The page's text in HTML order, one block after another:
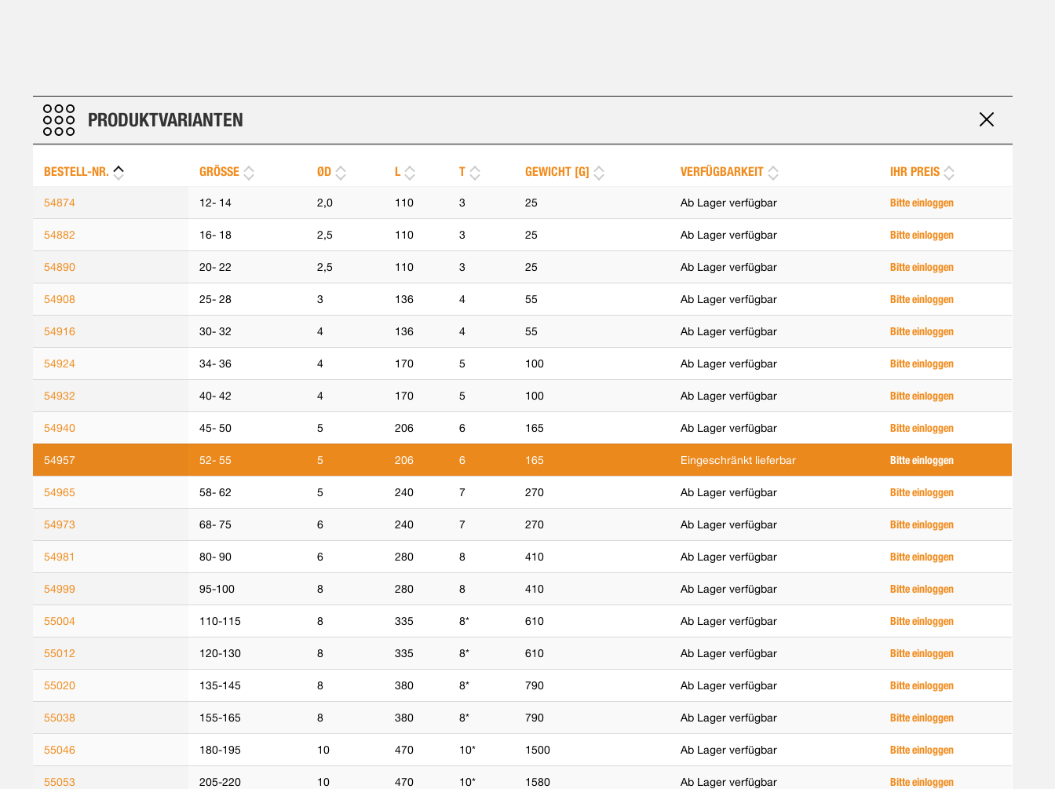
PRODUKTVARIANTEN
BESTELL-NR. GRÖSSE ØD L T GEWICHT [G] VERFÜGBARKEIT IHR PREIS
54874 12- 14 2,0 110 3 25 Ab Lager verfügbar Bitte einloggen
54882 16- 18 2,5 110 3 25 Ab Lager verfügbar Bitte einloggen
54890 20- 22 2,5 110 3 25 Ab Lager verfügbar Bitte einloggen
54908 25- 28 3 136 4 55 Ab Lager verfügbar Bitte einloggen
54916 30- 32 4 136 4 55 Ab Lager verfügbar Bitte einloggen
54924 34- 36 4 170 5 100 Ab Lager verfügbar Bitte einloggen
54932 40- 42 4 170 5 100 Ab Lager verfügbar Bitte einloggen
54940 45- 50 5 206 6 165 Ab Lager verfügbar Bitte einloggen
54957 52- 55 5 206 6 165 Eingeschränkt lieferbar Bitte einloggen
54965 58- 62 5 240 7 270 Ab Lager verfügbar Bitte einloggen
54973 68- 75 6 240 7 270 Ab Lager verfügbar Bitte einloggen
54981 80- 90 6 280 8 410 Ab Lager verfügbar Bitte einloggen
54999 95-100 8 280 8 410 Ab Lager verfügbar Bitte einloggen
55004 110-115 8 335 8* 610 Ab Lager verfügbar Bitte einloggen
55012 120-130 8 335 8* 610 Ab Lager verfügbar Bitte einloggen
55020 135-145 8 380 8* 790 Ab Lager verfügbar Bitte einloggen
55038 155-165 8 380 8* 790 Ab Lager verfügbar Bitte einloggen
55046 180-195 10 470 10* 1500 Ab Lager verfügbar Bitte einloggen
55053 205-220 10 470 10* 1580 Ab Lager verfügbar Bitte einloggen